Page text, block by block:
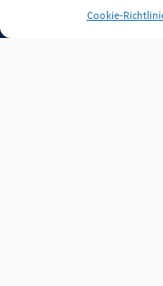
Cookie-
Jobs